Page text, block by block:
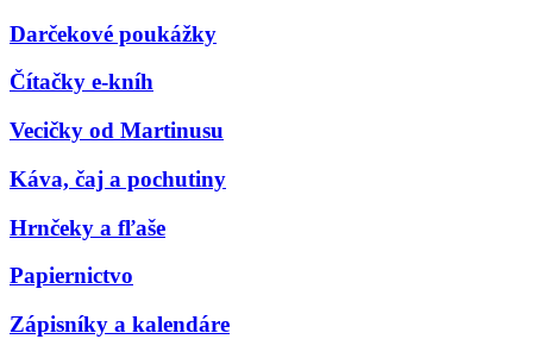
Darčekové poukážky
Čítačky e-kníh
Vecičky od Martinusu
Káva, čaj a pochutiny
Hrnčeky a fľaše
Papiernictvo
Zápisníky a kalendáre